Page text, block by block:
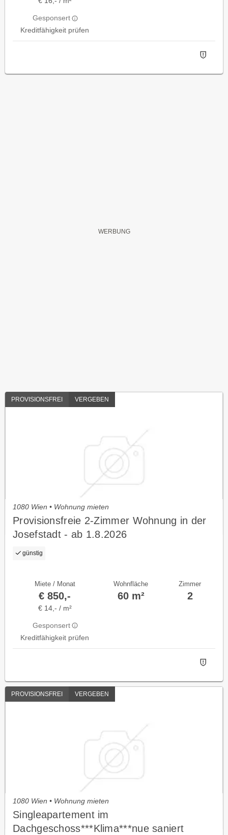
Gesponsert
Kreditfähigkeit prüfen
PROVISIONSFREI VERGEBEN
1080 Wien • Wohnung mieten
Provisionsfreie 2-Zimmer Wohnung in der
Josefstadt - ab 1.8.2026
günstig
Miete / Monat
€ 850,-
€ 14,- / m²
Gesponsert
Kreditfähigkeit prüfen
Wohnfläche
60 m²
Zimmer
2
PROVISIONSFREI VERGEBEN
1080 Wien • Wohnung mieten
Singleapartement im
Dachgeschoss***Klima***nue saniert